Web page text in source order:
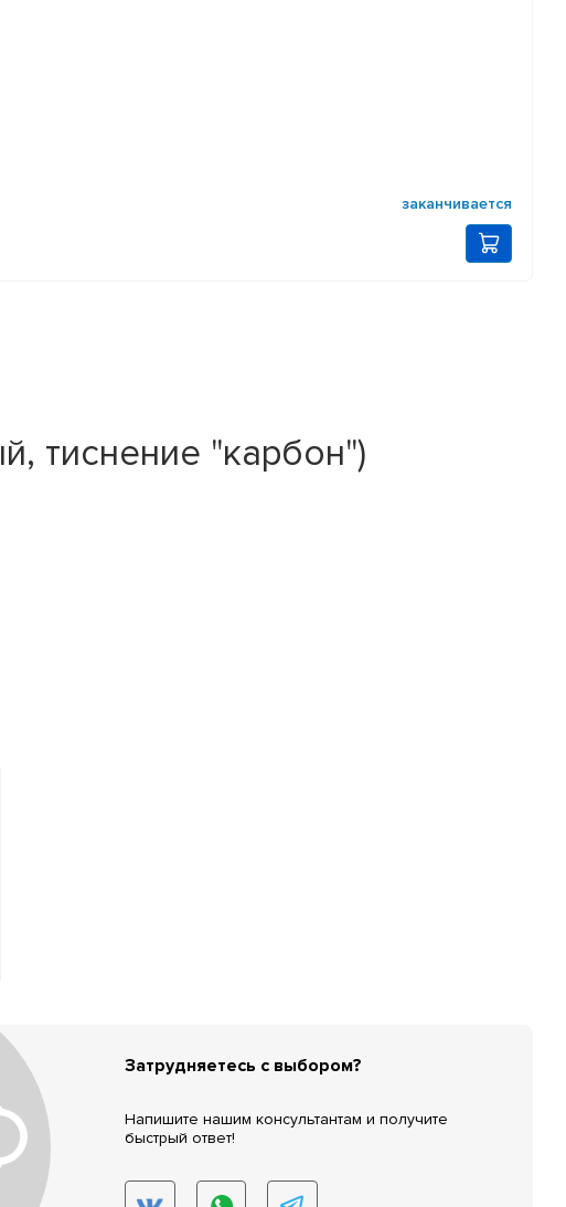
заканчивается
тиснение "карбон")
Затрудняетесь с выбором?
Напишите нашим консультантам и получите
быстрый ответ!